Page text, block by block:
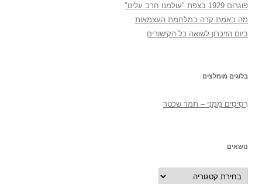
פוגרום 1929 בצפת "עולמנו חרב עלינו"
מה באמת קרה במלחמת העצמאות
ביום הזיכרון לשואה כל הקישורים
בלוגים מומלצים
רְסִיסִים מִמֶנִי – תמר שכטר
נושאים
נושאים